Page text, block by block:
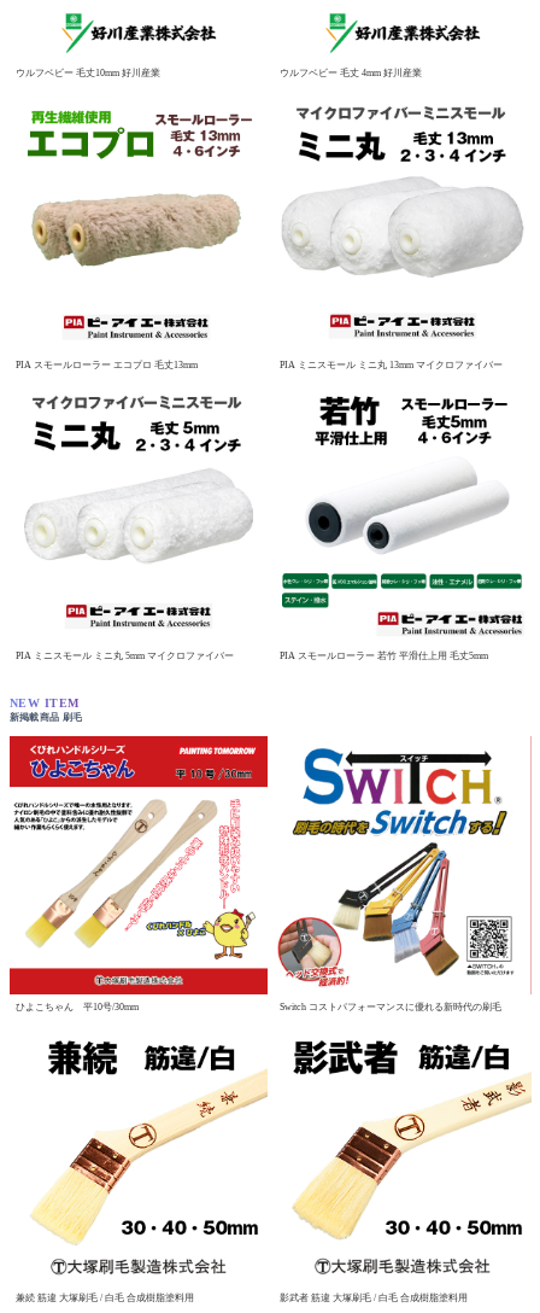
ウルフベビー 毛丈10mm 好川産業 ウルフベビー 毛丈 4mm 好川産業
PIA スモールローラー エコプロ 毛丈13mm PIA ミニスモール ミニ丸 13mm マイクロファイバー
PIA ミニスモール ミニ丸 5mm マイクロファイバー PIA スモールローラー 若竹 平滑仕上用 毛丈5mm
NEW ITEM
新掲載商品 刷毛
ひよこちゃん 平10号/30mm Switch コストパフォーマンスに優れる新時代の刷毛
兼続 筋違 大塚刷毛 / 白毛 合成樹脂塗料用 影武者 筋違 大塚刷毛 / 白毛 合成樹脂塗料用